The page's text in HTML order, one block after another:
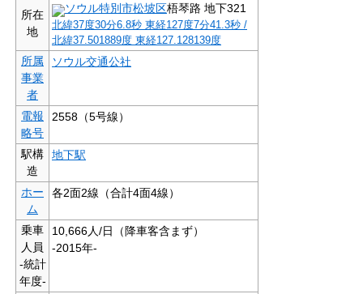
所在
地
ソウル特別市松坡区梧琴路 地下321
北緯37度30分6.8秒 東経127度7分41.3秒 /
北緯37.501889度 東経127.128139度
所属
事業
者
ソウル交通公社
電報
略号
2558（5号線）
駅構
造
地下駅
ホー
ム
各2面2線（合計4面4線）
乗車
人員
-統計
年度-
10,666人/日（降車客含まず）
-2015年-